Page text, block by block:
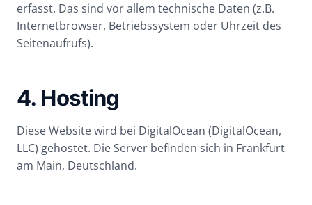
erfasst. Das sind vor allem technische Daten (z.B.
Internetbrowser, Betriebssystem oder Uhrzeit des
Seitenaufrufs).
4. Hosting
Diese Website wird bei DigitalOcean (DigitalOcean,
LLC) gehostet. Die Server befinden sich in Frankfurt
am Main, Deutschland.